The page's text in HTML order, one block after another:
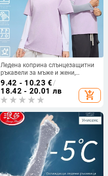
Ледена коприна слънцезащитни
ръкавели за мъже и жени,
дишащи ръкави за колоездене на
открито, маска за лице и качулка
9.42 - 10.23 €/
18.42 - 20.01 лв
add_shopping_cart